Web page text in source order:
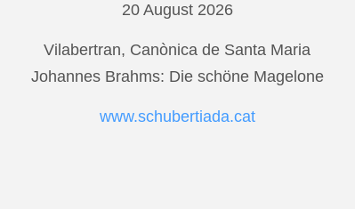
20 August 2026
Vilabertran, Canònica de Santa Maria
Johannes Brahms: Die schöne Magelone
www.schubertiada.cat